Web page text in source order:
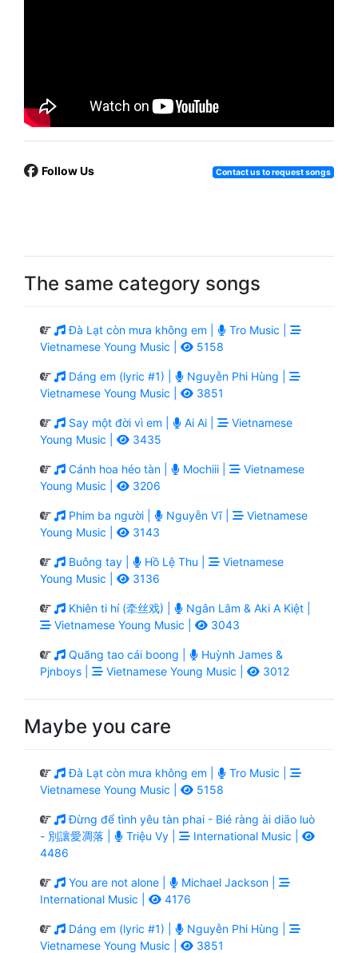
Follow Us Contact us to request songs
The same category songs
Đà Lạt còn mưa không em |
Tro Music |
Vietnamese Young Music |
5158
Dáng em (lyric #1) |
Nguyễn Phi Hùng |
Vietnamese Young Music |
3851
Say một đời vì em | Ai Ai |
Vietnamese
Young Music |
3435
Cánh hoa héo tàn | Mochiii |
Vietnamese
Young Music |
3206
Phim ba người | Nguyễn Vĩ |
Vietnamese
Young Music |
3143
Buông tay | Hồ Lệ Thu |
Vietnamese
Young Music |
3136
Khiên ti hí (牵丝戏) |
Ngân Lâm & Aki A Kiệt |
Vietnamese Young Music |
3043
Quăng tao cái boong |
Huỳnh James &
Pjnboys |
Vietnamese Young Music | 3012
Maybe you care
Đà Lạt còn mưa không em |
Tro Music |
Vietnamese Young Music |
5158
Đừng để tình yêu tàn phai - Bié ràng ài diāo luò
- 別讓愛凋落 |
Triệu Vy |
International Music |
4486
You are not alone |
Michael Jackson |
International Music |
4176
Dáng em (lyric #1) |
Nguyễn Phi Hùng |
Vietnamese Young Music |
3851